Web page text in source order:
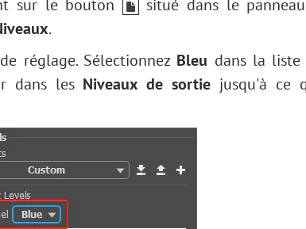
sur le bouton
situé dans le panneau
.
réglage. Sélectionnez Bleu dans la liste
dans les Niveaux de sortie jusqu'à ce